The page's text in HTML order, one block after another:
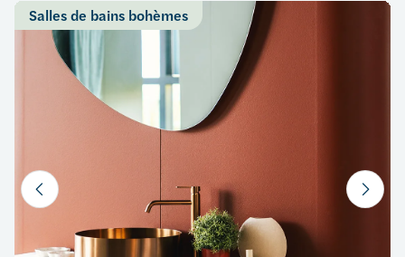
Salles de bains bohèmes